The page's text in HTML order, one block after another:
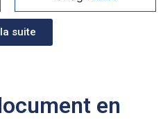
suite
en